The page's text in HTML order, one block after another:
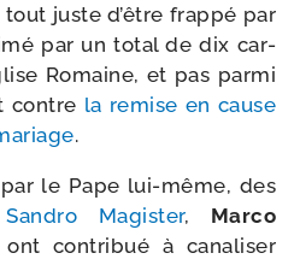
juste d’être frap­pé par
par un total de dix car­
Romaine, et pas par­mi
contre la remise en cause
.
le Pape lui-​même, des
Sandro Magister, Marco
contri­bué à cana­li­ser